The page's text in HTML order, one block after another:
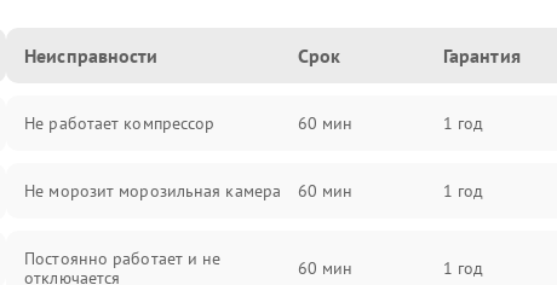
Неисправности Срок Гарантия
Не работает компрессор 60 мин 1 год
Не морозит морозильная камера 60 мин 1 год
Постоянно работает и не
отключается
60 мин 1 год